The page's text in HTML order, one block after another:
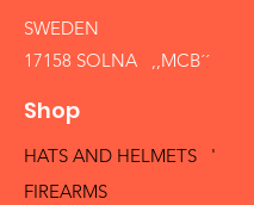
SWEDEN
17158 SOLNA ,,MCB´´
Shop
HATS AND HELMETS '
FIREARMS